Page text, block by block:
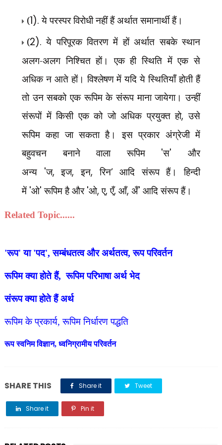
(1).ये परस्पर विरोधी नहीं हैं अर्थात समानार्थी हैं।
(2).ये परिपूरक वितरण में हों अर्थात सबके स्थान
अलग-अलग निश्चित हों। एक ही स्थिति में एक से
अधिक न आते हों। विश्लेषण में यदि ये स्थितियाँ होती हैं
तो उन सबको एक रूपिम के संरूप माना जायेगा। उन्हीं
संरूपों में किसी एक को जो अधिक प्रयुक्त हो,उसे
रूपिम कहा जा सकता है। इस प्रकार अंग्रेजी में
बहुवचन बनाने वाला रूपिम 'स'और
अन्य 'ज,इज,इन,रिन’आदि संरूप हैं। हिन्दी
में 'ओ'रूपिम है और 'ओ,ए,एँ, आँ, अँ' आदि संरूप हैं।
Related Topic......
'रूप' या 'पद', सम्बंधतत्व और अर्थतत्व, रूप परिवर्तन
रूपिम क्या होते हैं, रूपिम परिभाषा अर्थ भेद
संरूप क्या होते हैं अर्थ
रूपिम के प्रकार्य, रूपिम निर्धारण पद्धति
रूप स्वनिम विज्ञान, ध्वनिग्रामीय परिवर्तन
SHARE THIS Share it Tweet
Share it Pin it